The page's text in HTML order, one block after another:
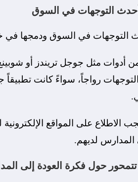
التوجهات في السوق ودمجها في
من أدوات مثل جوجل تريندز أو
التوجهات رواجاً، سواءً كانت
الاطلاع على المواقع
المدارس لديهم.